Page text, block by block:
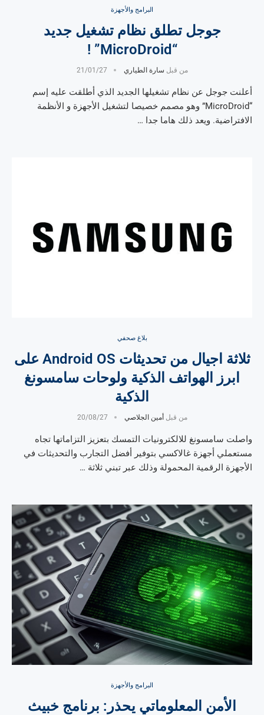
البرامج والأجهزة
جوجل تطلق نظام تشغيل جديد
“MicroDroid” !
من قبل سارة الطياري 21/01/27
أعلنت جوجل عن نظام تشغيلها الجديد الذي أطلقت عليه إسم
“MicroDroid” وهو مصمم خصيصا لتشغيل الأجهزة و الأنظمة
الافتراضية. ويعد ذلك هاما جدا …
بلاغ صحفي
ثلاثة اجيال من تحديثات Android OS على
ابرز الهواتف الذكية ولوحات سامسونغ
الذكية
من قبل أمين الجلاصي 20/08/27
واصلت سامسونغ للالكترونيات التمسك بتعزيز التزاماتها تجاه
مستعملي أجهزة غالاكسي بتوفير أفضل التجارب والتحديثات في
الأجهزة الرقمية المحمولة وذلك عبر تبني ثلاثة …
البرامج والأجهزة
الأمن المعلوماتي يحذر: برنامج خبيث